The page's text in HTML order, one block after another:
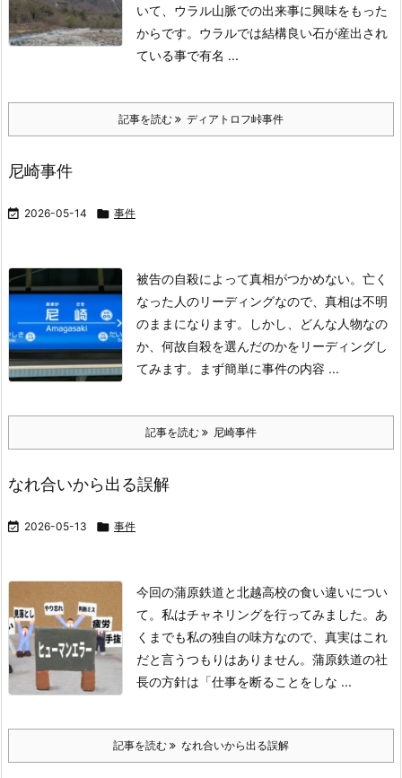
いて、ウラル山脈での出来事に興味をもった
からです。 ウラルでは結構良い石が産出され
ている事で有名 ...
記事を読む ディアトロフ峠事件
尼崎事件
 2026-05-14  事件
被告の自殺によって真相がつかめない。 亡く
なった人のリーディングなので、真相は不明
のままになります。
しかし、どんな人物なの
か、何故自殺を選んだのかをリーディングし
てみます。
まず簡単に事件の内容 ...
記事を読む 尼崎事件
なれ合いから出る誤解
 2026-05-13  事件
今回の蒲原鉄道と北越高校の食い違いについ
て。 私はチャネリングを行ってみました。 あ
くまでも私の独自の味方なので、真実はこれ
だと言うつもりはありません。 蒲原鉄道の社
長の方針は「仕事を断ることをしな ...
記事を読む なれ合いから出る誤解